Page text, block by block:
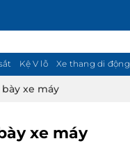
Kệ V lỗ Xe thang di động
xe máy
xe máy